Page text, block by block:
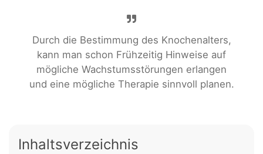
Durch die Bestimmung des Knochenalters,
kann man schon Frühzeitig Hinweise auf
mögliche Wachstumsstörungen erlangen
und eine mögliche Therapie sinnvoll planen.
Inhaltsverzeichnis